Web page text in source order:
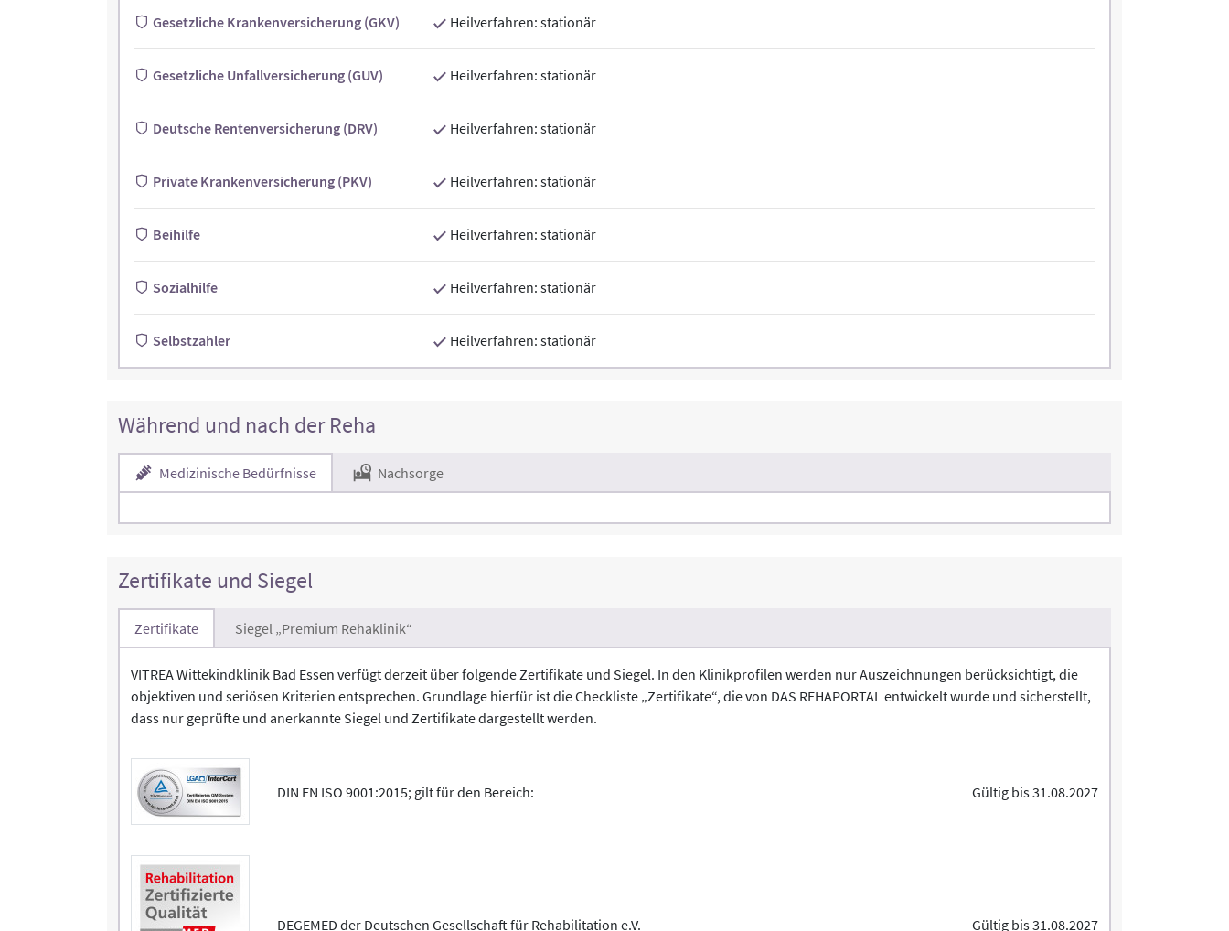
Gesetzliche Krankenversicherung (GKV) Heilverfahren: stationär
Gesetzliche Unfallversicherung (GUV) Heilverfahren: stationär
Deutsche Rentenversicherung (DRV) Heilverfahren: stationär
Private Krankenversicherung (PKV) Heilverfahren: stationär
Beihilfe Heilverfahren: stationär
Sozialhilfe Heilverfahren: stationär
Selbstzahler Heilverfahren: stationär
Während und nach der Reha
Medizinische Bedürfnisse Nachsorge
Zertifikate und Siegel
Zertifikate Siegel „Premium Rehaklinik“
VITREA Wittekindklinik Bad Essen verfügt derzeit über folgende Zertifikate und Siegel. In den Klinikprofilen werden nur Auszeichnungen berücksichtigt, die
objektiven und seriösen Kriterien entsprechen. Grundlage hierfür ist die Checkliste „Zertifikate“, die von DAS REHAPORTAL entwickelt wurde und sicherstellt,
dass nur geprüfte und anerkannte Siegel und Zertifikate dargestellt werden.
DIN EN ISO 9001:2015; gilt für den Bereich: Gültig bis 31.08.2027
DEGEMED der Deutschen Gesellschaft für Rehabilitation e.V. Gültig bis 31.08.2027